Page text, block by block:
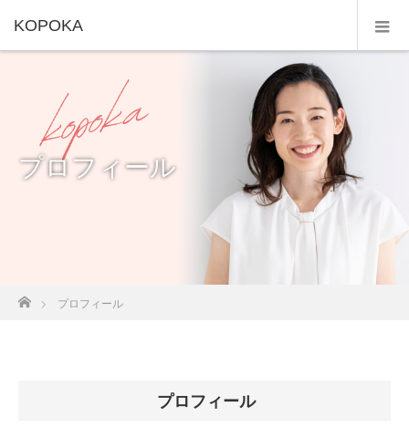
KOPOKA
プロフィール
プロフィール
プロフィール